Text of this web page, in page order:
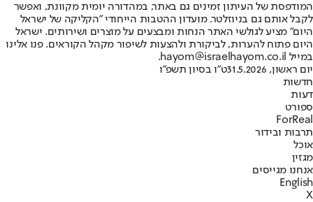
המודפסת של העיתון זמינים גם באתר, במהדורה יומית מקוונת, ואפשר
לקבל אותם גם בניוזלטר. מועדון ההטבות הייחודי "הקליקה של ישראל
היום" מציע לגולשי האתר הנחות ומבצעים על מוצרים ושירותים. ישראל
היום פתוח להערות, לביקורת ולהצעות לשיפור מקהל הקוראים. פנו אלינו
במייל hayom@israelhayom.co.il.
יום ראשון, 31.5.2026
ט"ו בסיון תשפ"ו
חדשות
דעות
ספורט
ForReal
תרבות ובידור
אוכל
מגזין
אנחנו מגייסים
English
X